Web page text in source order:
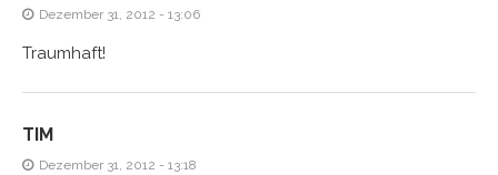
Dezember 31, 2012 - 13:06
Traumhaft!
TIM
Dezember 31, 2012 - 13:18